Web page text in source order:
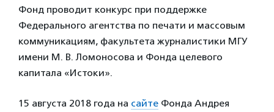
Фонд проводит конкурс при поддержке
Федерального агентства по печати и массовым
коммуникациям, факультета журналистики МГУ
имени М. В. Ломоносова и Фонда целевого
капитала «Истоки».
15 августа 2018 года на сайте Фонда Андрея